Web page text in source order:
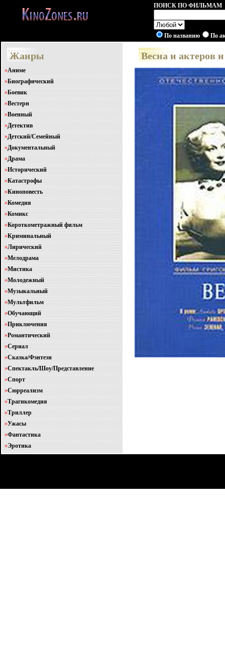
ПОИСК ПО ФИЛЬМАМ
По названию По
Жанры
»Аниме
»Биографический
»Боевик
»Вестерн
»Военный
»Детектив
»Детский/Семейный
»Документальный
»Драма
»Исторический
»Катастрофы
»Киноповесть
»Комедия
»Комикс
»Короткометражный фильм
»Криминальный
»Лирический
»Мелодрама
»Мистика
»Молодежный
»Музыкальный
»Мультфильм
»Обучающий
»Приключения
»Романтический
»Сериал
»Сказка/Фэнтези
»Спектакль/Шоу/Представление
»Спорт
»Сюрреализм
»Трагикомедия
»Триллер
»Ужасы
»Фантастика
»Эротика
Весна и актеров